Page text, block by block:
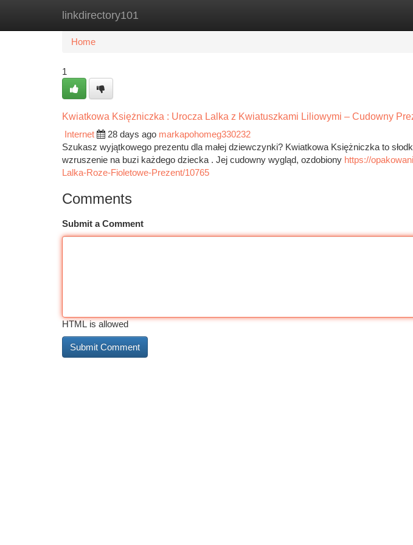
linkdirectory101
Home New Site Listings
Home
1
Kwiatkowa Księżniczka : Urocza Lalka z Kwiatuszkami Liliowymi – Cudowny
Internet
28 days ago markapohomeg330232
Szukasz wyjątkowego prezentu dla małej dziewczynki? Kwiatkowa Księżniczka to
wzruszenie na buzi każdego dziecka . Jej cudowny wygląd, ozdobiony https://
Lalka-Roze-Fioletowe-Prezent/10765
Comments
Submit a Comment
HTML is allowed